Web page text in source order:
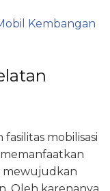
Kembangan
mobilisasi
mewujudkan